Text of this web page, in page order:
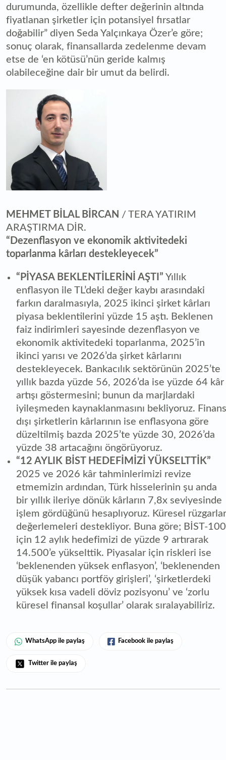
durumunda, özellikle defter değerinin altında
fiyatlanan şirketler için potansiyel fırsatlar
doğabilir” diyen Seda Yalçınkaya Özer’e göre;
sonuç olarak, finansallarda zedelenme devam
etse de ‘en kötüsü’nün geride kalmış
olabileceğine dair bir umut da belirdi.
MEHMET BİLAL BİRCAN / TERA YATIRIM
ARAŞTIRMA DİR.
“Dezenflasyon ve ekonomik aktivitedeki
toparlanma kârları destekleyecek”
“PİYASA BEKLENTİLERİNİ AŞTI” Yıllık
enflasyon ile TL’deki değer kaybı arasındaki
farkın daralmasıyla, 2025 ikinci şirket kârları
piyasa beklentilerini yüzde 15 aştı. Beklenen
faiz indirimleri sayesinde dezenflasyon ve
ekonomik aktivitedeki toparlanma, 2025’in
ikinci yarısı ve 2026’da şirket kârlarını
destekleyecek. Bankacılık sektörünün 2025’te
yıllık bazda yüzde 56, 2026’da ise yüzde 64 kâr
artışı göstermesini; bunun da marjlardaki
iyileşmeden kaynaklanmasını bekliyoruz. Finans
dışı şirketlerin kârlarının ise enflasyona göre
düzeltilmiş bazda 2025’te yüzde 30, 2026’da
yüzde 38 artacağını öngörüyoruz.
“12 AYLIK BİST HEDEFİMİZİ YÜKSELTTİK”
2025 ve 2026 kâr tahminlerimizi revize
etmemizin ardından, Türk hisselerinin şu anda
bir yıllık ileriye dönük kârların 7,8x seviyesinde
işlem gördüğünü hesaplıyoruz. Küresel rüzgarlar
değerlemeleri destekliyor. Buna göre; BİST-100
için 12 aylık hedefimizi de yüzde 9 artırarak
14.500’e yükselttik. Piyasalar için riskleri ise
‘beklenenden yüksek enflasyon’, ‘beklenenden
düşük yabancı portföy girişleri’, ‘şirketlerdeki
yüksek kısa vadeli döviz pozisyonu’ ve ‘zorlu
küresel finansal koşullar’ olarak sıralayabiliriz.
WhatsApp ile paylaş Facebook ile paylaş
Twitter ile paylaş